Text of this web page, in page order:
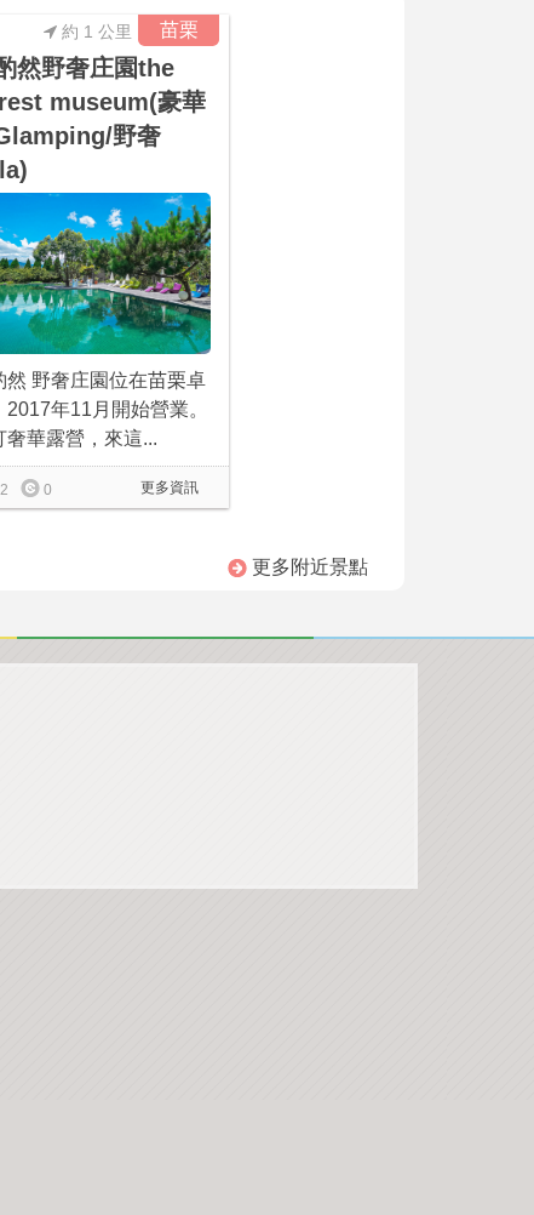
苗栗
約 1 公里
然野奢庄園the
museum(豪華
野奢
然 野奢庄園位在苗栗卓
2017年11月開始營業。
奢華露營，來這...
更多資訊
0
更多附近景點